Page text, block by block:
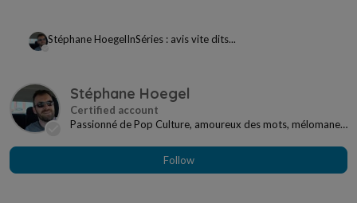
Stéphane HoegelInSéries : avis vite dits...
Stéphane Hoegel
Passionné de Pop Culture, amoureux des mots, mélomane
Follow